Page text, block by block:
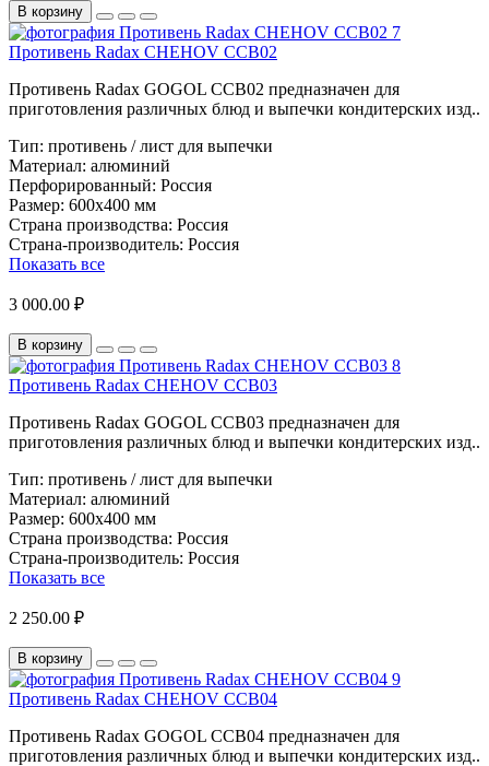
В корзину
Противень Radax CHEHOV CCB02
Противень Radax GOGOL CCB02 предназначен для
приготовления различных блюд и выпечки кондитерских изд..
Тип: противень / лист для выпечки
Материал: алюминий
Перфорированный: Россия
Размер: 600х400 мм
Страна производства: Россия
Страна-производитель: Россия
Показать все
3 000.00 ₽
В корзину
Противень Radax CHEHOV CCB03
Противень Radax GOGOL CCB03 предназначен для
приготовления различных блюд и выпечки кондитерских изд..
Тип: противень / лист для выпечки
Материал: алюминий
Размер: 600х400 мм
Страна производства: Россия
Страна-производитель: Россия
Показать все
2 250.00 ₽
В корзину
Противень Radax CHEHOV CCB04
Противень Radax GOGOL CCB04 предназначен для
приготовления различных блюд и выпечки кондитерских изд..